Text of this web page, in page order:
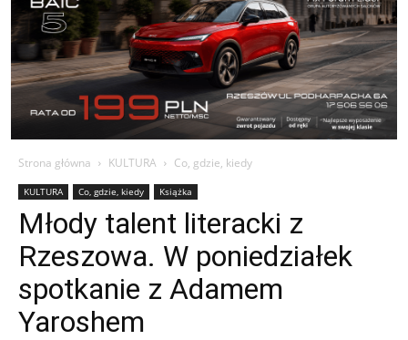
Strona główna KULTURA Co, gdzie, kiedy
KULTURA Co, gdzie, kiedy Książka
Młody talent literacki z
Rzeszowa. W poniedziałek
spotkanie z Adamem
Yaroshem